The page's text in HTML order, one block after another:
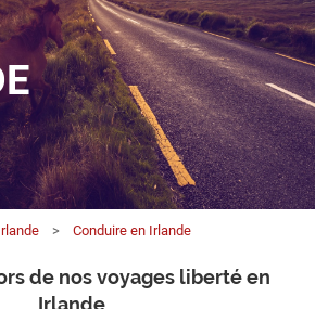
> Conduire en Irlande
de nos voyages liberté en
Irlande